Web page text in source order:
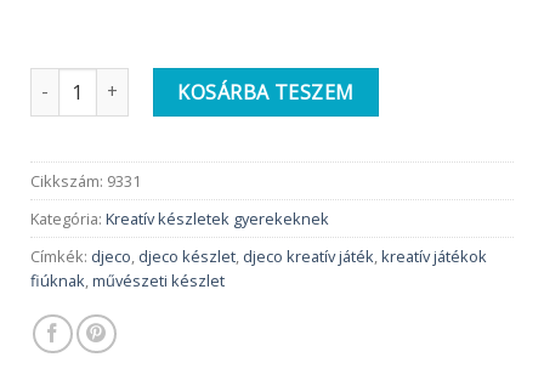
Djeco 6 technika 1 dobozban | Dinoszauruszok világa
KOSÁRBA TESZEM
Cikkszám: 9331
Kategória: Kreatív készletek gyerekeknek
Címkék: djeco, djeco készlet, djeco kreatív játék,kreatív játékok
fiúknak,művészeti készlet